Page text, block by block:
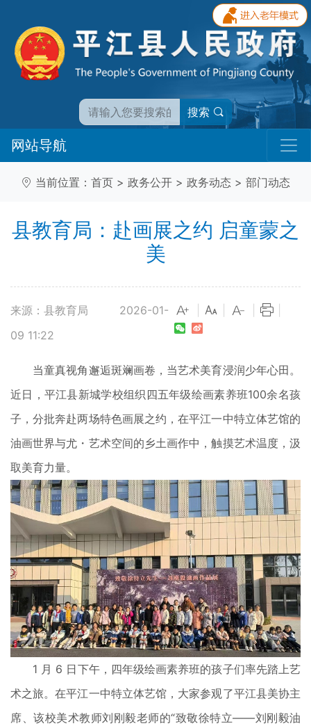
搜索
网站导航
当前位置： 首页 > 政务公开 > 政务动态 > 部门动态
县教育局：赴画展之约 启童蒙之
美
来源：县教育局
2026-01-
09 11:22
当童真视角邂逅斑斓画卷，当艺术美育浸润少年心田。
近日，平江县新城学校组织四五年级绘画素养班100余名孩
子，分批奔赴两场特色画展之约，在平江一中特立体艺馆的
油画世界与尤・艺术空间的乡土画作中，触摸艺术温度，汲
取美育力量。
1 月 6 日下午，四年级绘画素养班的孩子们率先踏上艺
术之旅。在平江一中特立体艺馆，大家参观了平江县美协主
席、该校美术教师刘刚毅老师的“致敬徐特立——刘刚毅油